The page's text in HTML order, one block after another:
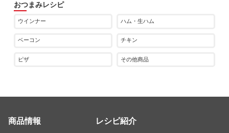
おつまみレシピ
ウインナー ハム・生ハム
ベーコン チキン
ピザ その他商品
商品情報 レシピ紹介